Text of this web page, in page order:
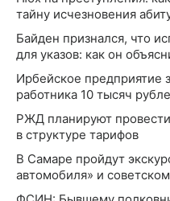
тайну исчезновения
Байден признался, что
для указов: как он
Ирбейское предприятие
работника 10 тысяч
РЖД планируют
в структуре тарифов
В Самаре пройдут
автомобиля» и